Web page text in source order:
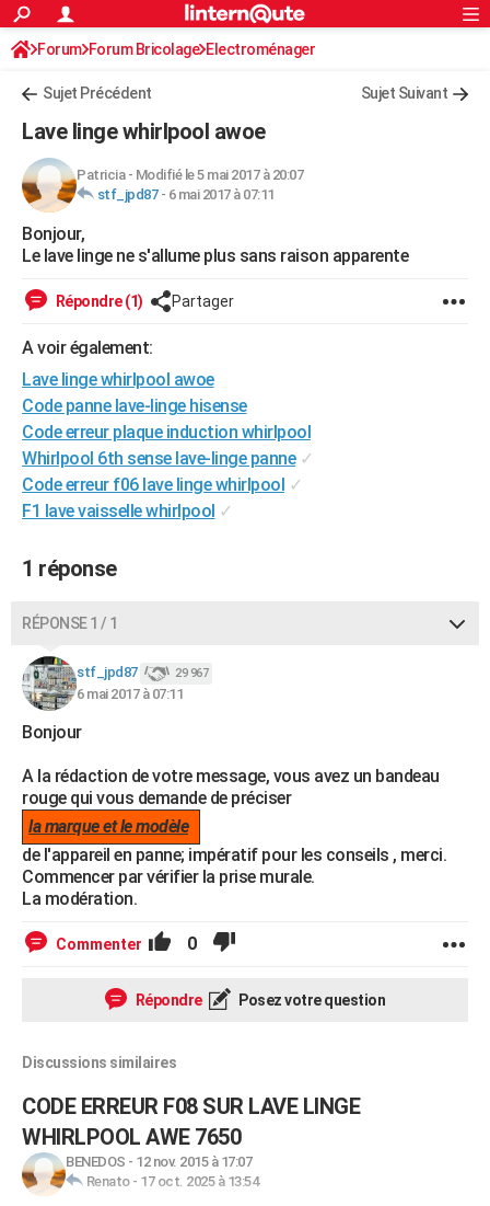
ACTUALITÉS
Politique
Société
Faits Divers
Education
Monde
Villes
+
FINANCE
Retraite
Impôts
Epargne
Immobilier
Risques naturels par ville
Banque
Assurance
Crédit
AUTO
Essais
Réserver un essai
Citadines
Berlines
SUV
Forum auto
+HIGH-TECH
Mobiles
Meilleur smartphone
Internet
Ordinateurs
Jeux vidéo
Guide high-tech
BRICOLAGE
WEEK-END
Guides de France
Escapades
Patrimoine
Expositions
Musées
Week-end nature
+LIFESTYLE
Art de vivre
Bien-être
Loisirs
ModeModes de vie
SANTE
Alimentation
Guide de la santé
Maladies
Médicaments
Sommeil
VOYAGE
Destinations
City break
Voyage nature
Voyage de noces
Forum
Climat
PHOTO
GUIDES D'ACHAT
Carte de Noël
Carte Bonne année
Carte Saint-Valentin
Carte Pâques
Carte d'anniversaire
DICTIONNAIRE
Dictionnaire
Biographies
Citations
Expressions
Proverbes
PROGRAMME TV
COPAINS D'AVANT
S'inscrire
Se connecter
Lycées
Collèges
Primaires
Universités
Entreprises
Service militaire
Avis de recherche
AVIS DE DÉCÈS
FORUM
S'inscrire
Connexion
Forum Forum Bricolage Electroménager
Sujet Précédent Sujet Suivant
Lave linge whirlpool awoe
Patricia- Modifié le 5 mai 2017 à 20:07
stf_jpd87- 6 mai 2017 à 07:11
Bonjour,
Le lave linge ne s'allume plus sans raison apparente
Répondre (1) Partager
A voir également:
Lave linge whirlpool awoe
Code panne lave-linge hisense
Code erreur plaque induction whirlpool
Whirlpool 6th sense lave-linge panne ✓
Code erreur f06 lave linge whirlpool ✓
F1 lave vaisselle whirlpool ✓
1 réponse
RÉPONSE 1 / 1
stf_jpd87 29 967
6 mai 2017 à 07:11
Bonjour
A la rédaction de votre message, vous avez un bandeau
rouge qui vous demande de préciser
la marque et le modèle
de l'appareil en panne; impératif pour les conseils , merci.
Commencer par vérifier la prise murale.
La modération.
Commenter 0
Répondre Posez votre question
Discussions similaires
CODE ERREUR F08 SUR LAVE LINGE
WHIRLPOOL AWE 7650
BENEDOS - 12 nov. 2015 à 17:07
Renato- 17 oct. 2025 à 13:54